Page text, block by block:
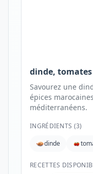
dinde,
Savourez une
épices
méditerranéens.
INGRÉDIENTS (3)
dinde
RECETTES